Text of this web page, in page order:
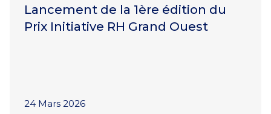
Lancement de la 1ère édition du
Prix Initiative RH Grand Ouest
24 Mars 2026